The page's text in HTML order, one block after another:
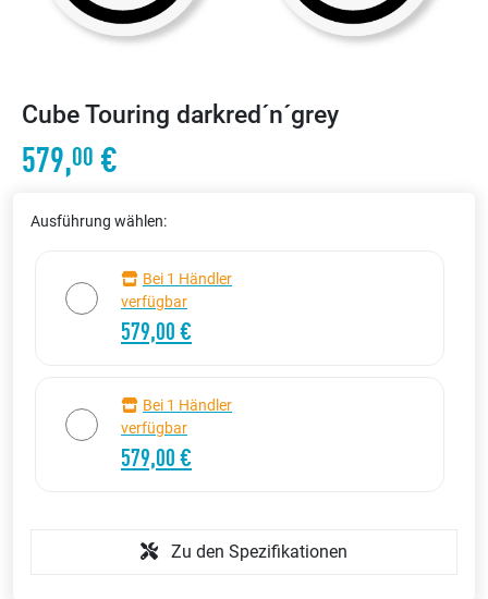
Cube Touring darkred´n´grey
579,00 €
Ausführung wählen:
Bei 1 Händler
verfügbar
579,00 €
Bei 1 Händler
verfügbar
579,00 €
Zu den Spezifikationen